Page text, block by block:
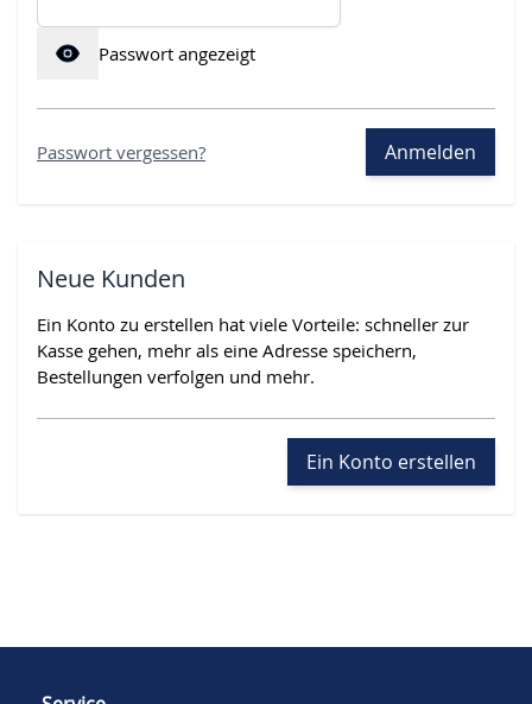
Passwort angezeigt
Anmelden
Passwort vergessen?
Neue Kunden
Ein Konto zu erstellen hat viele Vorteile: schneller zur
Kasse gehen, mehr als eine Adresse speichern,
Bestellungen verfolgen und mehr.
Ein Konto erstellen